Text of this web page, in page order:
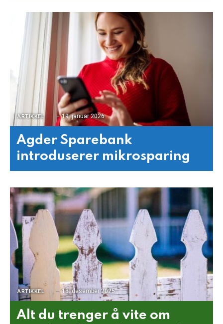
ARTIKKEL 19. januar 2026
Agder Sparebank
introduserer mikrosparing
ARTIKKEL 18. desember 2025
Alt du trenger å vite om